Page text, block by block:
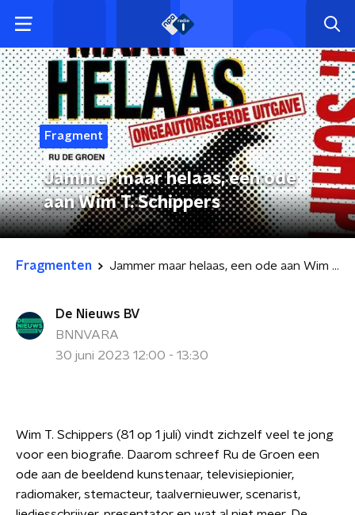
Fragment
Jammer maar helaas, een ode
aan Wim T. Schippers
Fragmenten Jammer maar helaas, een ode aan Wim T. Schippers
De Nieuws BV
BNNVARA
30 juni 2023 12:00 - 13:30
Wim T. Schippers (81 op 1 juli) vindt zichzelf veel te jong
voor een biografie. Daarom schreef Ru de Groen een
ode aan de beeldend kunstenaar, televisiepionier,
radiomaker, stemacteur, taalvernieuwer, scenarist,